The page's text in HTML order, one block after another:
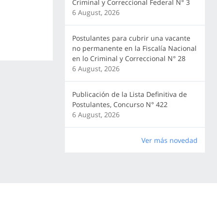
Criminal y Correccional Federal N° 3
6 August, 2026
Postulantes para cubrir una vacante
no permanente en la Fiscalía Nacional
en lo Criminal y Correccional N° 28
6 August, 2026
Publicación de la Lista Definitiva de
Postulantes, Concurso N° 422
6 August, 2026
Ver más novedad